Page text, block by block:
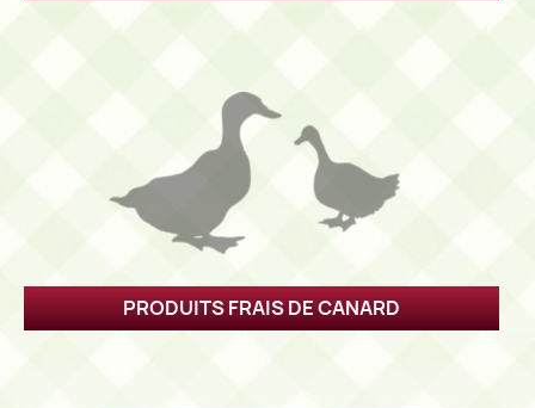
PRODUITS FRAIS DE CANARD